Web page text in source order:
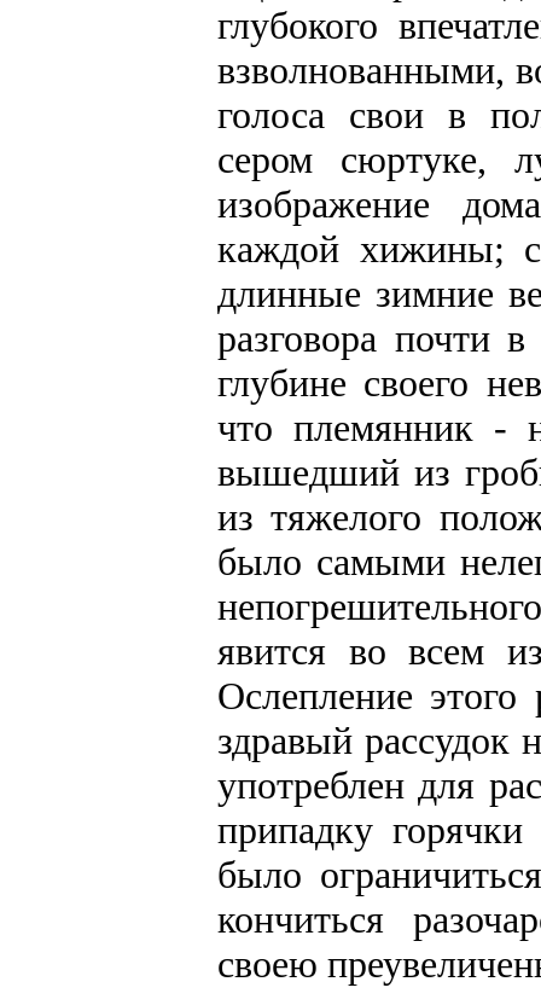
глубокого
взволнованными,
голоса свои в
сером сюртуке,
изображение
каждой хижины;
длинные зимние
разговора почти
глубине своего
что племянник -
вышедший из
из тяжелого
было самыми
явится во всем
Ослепление
здравый рассудок
употреблен для
припадку
было
кончиться
своею